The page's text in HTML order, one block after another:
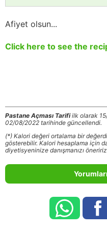
Afiyet olsun...
Click here to see the
Pastane Açması Tarifiilk olarak
02/08/2022 tarihinde güncellendi.
(*) Kalori değeri ortalama bir
gösterebilir. Kalori hesaplama için
diyetisyeninize danışmanızı